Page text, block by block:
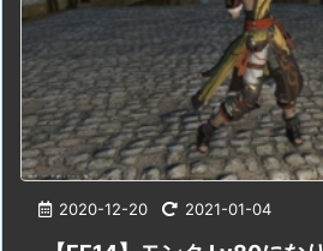
2020-12-20 2021-01-04